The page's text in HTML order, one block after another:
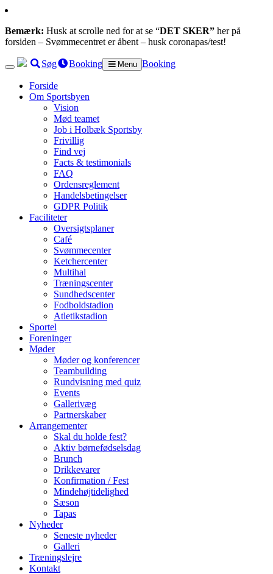
Bemærk: Husk at scrolle ned for at se “DET SKER” her på
forsiden – Svømmecentret er åbent – husk coronapas/test!
Søg Booking Menu Booking
Forside
Om Sportsbyen
Vision
Mød teamet
Job i Holbæk Sportsby
Frivillig
Find vej
Facts & testimonials
FAQ
Ordensreglement
Handelsbetingelser
GDPR Politik
Faciliteter
Oversigtsplaner
Café
Svømmecenter
Ketchercenter
Multihal
Træningscenter
Sundhedscenter
Fodboldstadion
Atletikstadion
Sportel
Foreninger
Møder
Møder og konferencer
Teambuilding
Rundvisning med quiz
Events
Gallerivæg
Partnerskaber
Arrangementer
Skal du holde fest?
Aktiv børnefødselsdag
Brunch
Drikkevarer
Konfirmation / Fest
Mindehøjtidelighed
Sæson
Tapas
Nyheder
Seneste nyheder
Galleri
Træningslejre
Kontakt